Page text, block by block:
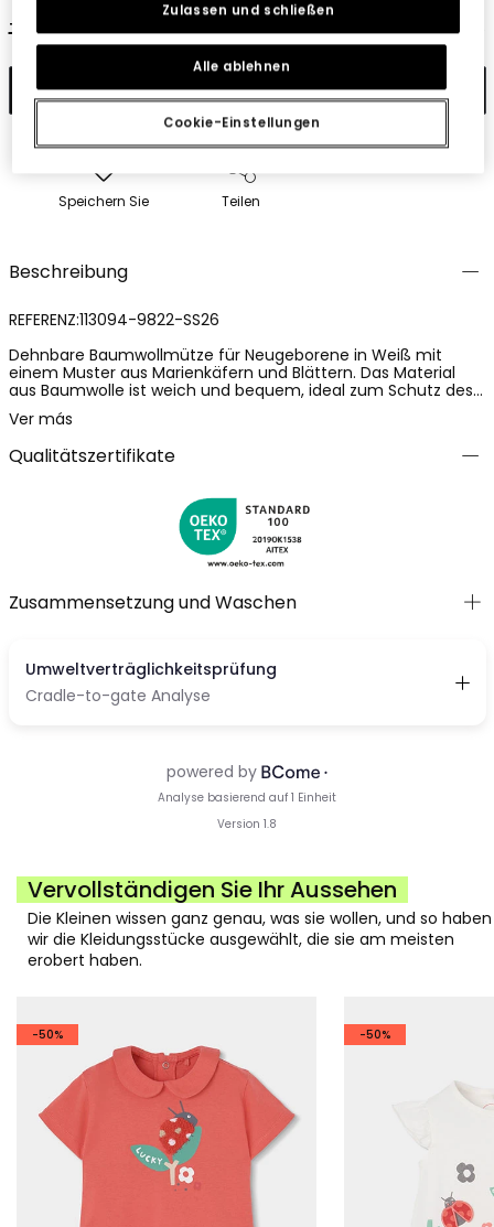
15,95 € 7,95 €
In den Warenkorb
Speichern Sie Teilen
Beschreibung
REFERENZ:113094-9822-SS26
Dehnbare Baumwollmütze für Neugeborene in Weiß mit
einem Muster aus Marienkäfern und Blättern. Das Material
aus Baumwolle ist weich und bequem, ideal zum Schutz des
Babykopfes. Entworfen für das Alter von 1 Monat bis 24
Monate, erhältlich in den Größen von XXS/42 bis M/50. Das
Design beinhaltet ein verstellbares Band, das für eine
perfekte Passform sorgt.
Ver más
Qualitätszertifikate
Zusammensetzung und Waschen
Vervollständigen Sie Ihr Aussehen
Die Kleinen wissen ganz genau, was sie wollen, und so haben
wir die Kleidungsstücke ausgewählt, die sie am meisten
erobert haben.
-50% -50%
Cookie-Einstellungen
Alle ablehnen
Zulassen und schließen